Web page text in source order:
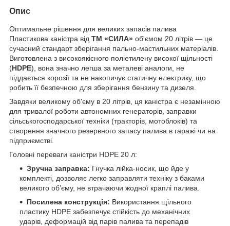
Опис
Оптимальне рішення для великих запасів палива
Пластикова каністра від ТМ «СИЛА» об'ємом 20 літрів — це
сучасний стандарт зберігання пально-мастильних матеріалів.
Виготовлена з високоякісного поліетилену високої щільності
(HDPE), вона значно легша за металеві аналоги, не
піддається корозії та не накопичує статичну електрику, що
робить її безпечною для зберігання бензину та дизеля.
Завдяки великому об'єму в 20 літрів, ця каністра є незамінною
для тривалої роботи автономних генераторів, заправки
сільськогосподарської техніки (тракторів, мотоблоків) та
створення значного резервного запасу палива в гаражі чи на
підприємстві.
Головні переваги каністри HDPE 20 л:
Зручна заправка: Гнучка лійка-носик, що йде у
комплекті, дозволяє легко заправляти техніку з баками
великого об’єму, не втрачаючи жодної краплі палива.
Посилена конструкція: Використання щільного
пластику HDPE забезпечує стійкість до механічних
ударів, деформацій від парів палива та перепадів